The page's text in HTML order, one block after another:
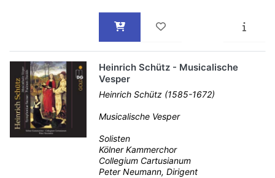
Heinrich Schütz - Musicalische
Vesper
Heinrich Schütz (1585-1672)
Musicalische Vesper
Solisten
Kölner Kammerchor
Collegium Cartusianum
Peter Neumann, Dirigent